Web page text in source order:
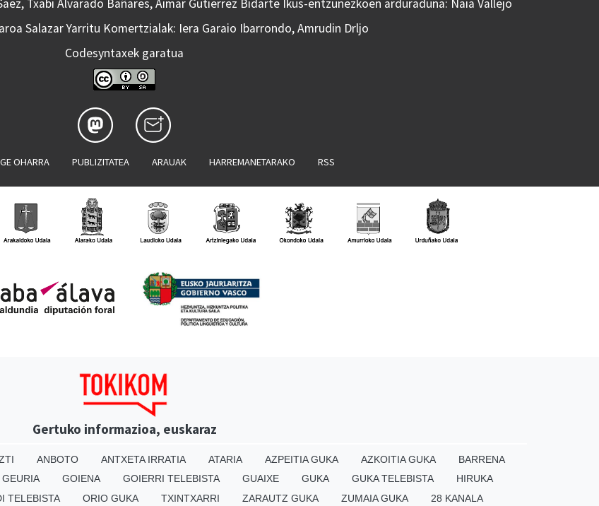
Txabi Alvarado Bañares, Aimar Gutierrez Bidarte Ikus-entzunezkoen arduraduna: Naia Vallejo
Salazar Yarritu Komertzialak: Iera Garaio Ibarrondo, Amrudin Drljo
Codesyntaxek garatua
OHARRA PUBLIZITATEA ARAUAK HARREMANETARAKO RSS
Gertuko informazioa, euskaraz
ANBOTO ANTXETA IRRATIA ATARIA AZPEITIA GUKA AZKOITIA GUKA
BARRENA
GEURIA GOIENA GOIERRI TELEBISTA GUAIXE GUKA GUKA TELEBISTA
HIRUKA
TELEBISTA ORIO GUKA TXINTXARRI ZARAUTZ GUKA ZUMAIA GUKA 28 KANALA